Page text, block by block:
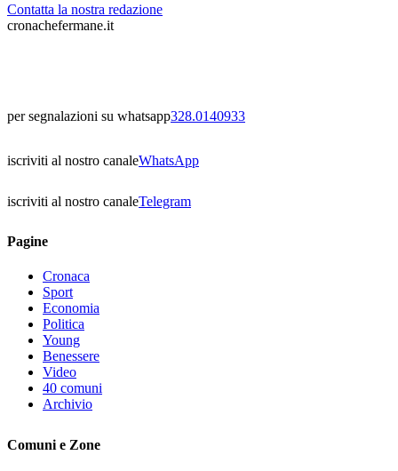
Contatta la nostra redazione
cronachefermane.it
per segnalazioni su whatsapp328.0140933
iscriviti al nostro canaleWhatsApp
iscriviti al nostro canaleTelegram
Pagine
Cronaca
Sport
Economia
Politica
Young
Benessere
Video
40 comuni
Archivio
Comuni e Zone